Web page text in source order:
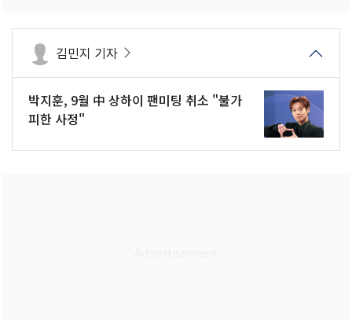
김민지 기자
박지훈, 9월 中 상하이 팬미팅 취소 "불가
피한 사정"